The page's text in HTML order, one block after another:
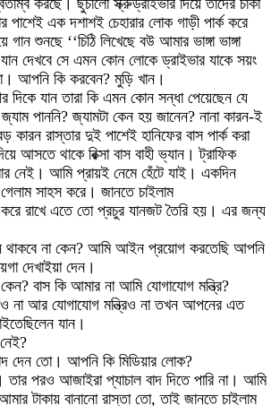
করছে। ছুঁচালো স্ক্রুড্রাইভার দিয়ে তাদের চাকা
এক দশাশই চেহারার লোক গাড়ী পার্ক করে
শুনছে ‘‘চিঠি লিখেছে বউ আমার ভাঙ্গা ভাঙ্গা
দেখবে সে এমন কোন লোকে ড্রাইভার যাকে সয়ং
আপনি কি করবেন? মুড়ি খান।
দিকে যান তারা কি এমন কোন সন্ধা পেয়েছেন যে
পাননি? জ্যামটা কেন হয় জানেন? নানা কারন-ই
রাস্তার দুই পাশেই হানিফের বাস পার্ক করা
আসতে থাকে রিক্সা বাস বাহী ভ্যান। ট্রাফিক
নেই। আমি প্রায়ই নেমে হেঁটে যাই। একদিন
সাহস করে। জানতে চাইলাম
করে রাখে এতে তো প্রচুর যানজট তৈরি হয়। এর জন্য
না কেন? আমি আইন প্রয়োগ করতেছি আপনি
দেখাইয়া দেন।
বাস কি আমার না আমি যোগাযোগ মন্ত্রি?
না আর যোগাযোগ মন্ত্রিও না তখন আপনের এত
যান।
দেন তো। আপনি কি মিডিয়ার লোক?
তার পরও আজাইরা প্যাচাল বাদ দিতে পারি না। আমি
টাকায় বানানো রাস্তা তো, তাই জানতে চাইলাম